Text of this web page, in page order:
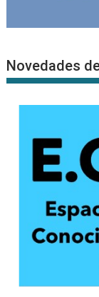
Novedades